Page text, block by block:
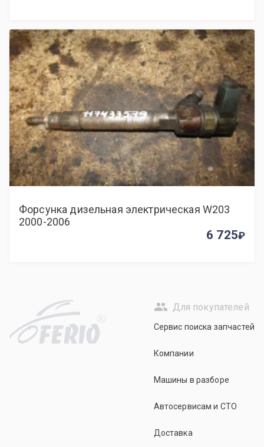
Форсунка дизельная электрическая W203
2000-2006
6 725
R
Для покупателей
Сервис поиска запчастей
Компании
Машины в разборе
Автосервисам и СТО
Доставка